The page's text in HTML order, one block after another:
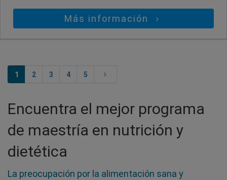
Más información
1 2 3 4 5
Encuentra el mejor programa
de maestría en nutrición y
dietética
La preocupación por la alimentación sana y